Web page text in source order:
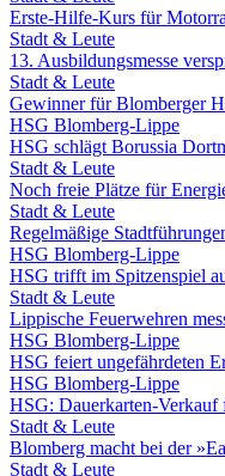
Erste-Hilfe-Kurs für
Stadt & Leute
13. Ausbildungsmesse
Stadt & Leute
Gewinner für Blomberger
HSG Blomberg-Lippe
HSG schlägt Borussia
Stadt & Leute
Noch freie Plätze für
Stadt & Leute
Regelmäßige
HSG Blomberg-Lippe
HSG trifft im Spitzenspiel
Stadt & Leute
Lippische Feuerwehren
HSG Blomberg-Lippe
HSG feiert ungefährdeten
HSG Blomberg-Lippe
HSG: Dauerkarten-Verkauf
Stadt & Leute
Blomberg macht bei der
Stadt & Leute